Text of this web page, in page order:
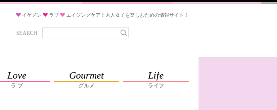
イケメン ラブ エイジングケア！大人女子を楽しむための情報サイト！
SEARCH
Love
ラ ブ
Gourmet
グルメ
Life
ライフ